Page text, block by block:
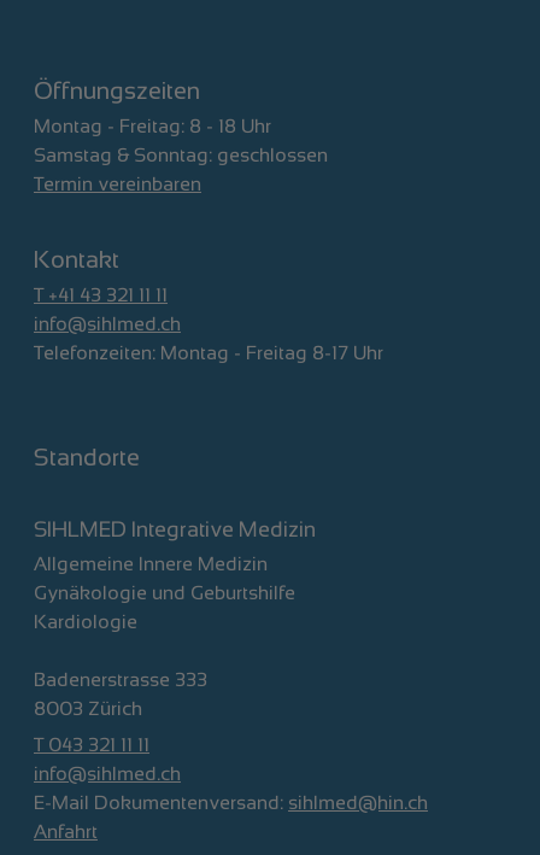
Öffnungszeiten
Montag - Freitag: 8 - 18 Uhr
Samstag & Sonntag: geschlossen
Termin vereinbaren
Kontakt
T +41 43 321 11 11
info@sihlmed.ch
Telefonzeiten: Montag - Freitag 8-17 Uhr
Standorte
SIHLMED Integrative Medizin
Allgemeine Innere Medizin
Gynäkologie und Geburtshilfe
Kardiologie
Badenerstrasse 333
8003 Zürich
T 043 321 11 11
info@sihlmed.ch
E-Mail Dokumentenversand: sihlmed@hin.ch
Anfahrt